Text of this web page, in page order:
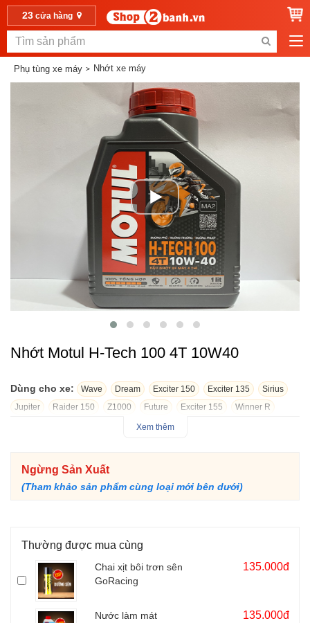
23cửa hàng
Phụ tùng xe máy Nhớt xe máy
Nhớt Motul H-Tech 100 4T 10W40
Dùng cho xe: Wave Dream Exciter 150 Exciter 135
Sirius
Jupiter
Raider 150 Z1000 Future Exciter 155
Winner R
R15 Winner X
Mã SP: 910007
Motul H-Tech 100 4T 10W40 nhớt xe số chất lượng cao, bôi
đoàn xe máy uy tín như Honda, Yamaha, ... khuyên dùng
Xem thêm
Ngừng Sản Xuất
(Tham khảo sản phẩm cùng loại mới bên dưới)
Thường được mua cùng
Chai xịt bôi trơn sên
GoRacing
135.000đ
Nước làm mát
135.000đ